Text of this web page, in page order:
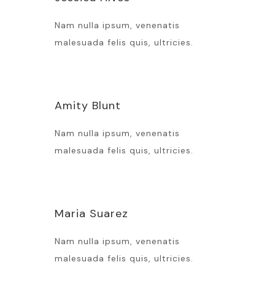
Nam nulla ipsum, venenatis
malesuada felis quis, ultricies.
Amity Blunt
Nam nulla ipsum, venenatis
malesuada felis quis, ultricies.
Maria Suarez
Nam nulla ipsum, venenatis
malesuada felis quis, ultricies.